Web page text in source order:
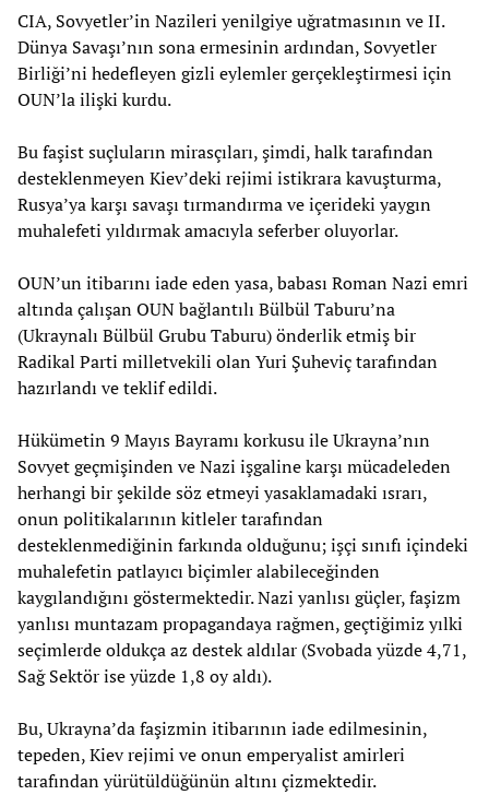
CIA, Sovyetler’in Nazileri yenilgiye uğratmasının ve II.
Dünya Savaşı’nın sona ermesinin ardından, Sovyetler
Birliği’ni hedefleyen gizli eylemler gerçekleştirmesi için
OUN’la ilişki kurdu.
Bu faşist suçluların mirasçıları, şimdi, halk tarafından
desteklenmeyen Kiev’deki rejimi istikrara kavuşturma,
Rusya’ya karşı savaşı tırmandırma ve içerideki yaygın
muhalefeti yıldırmak amacıyla seferber oluyorlar.
OUN’un itibarını iade eden yasa, babası Roman Nazi emri
altında çalışan OUN bağlantılı Bülbül Taburu’na
(Ukraynalı Bülbül Grubu Taburu) önderlik etmiş bir
Radikal Parti milletvekili olan Yuri Şuheviç tarafından
hazırlandı ve teklif edildi.
Hükümetin 9 Mayıs Bayramı korkusu ile Ukrayna’nın
Sovyet geçmişinden ve Nazi işgaline karşı mücadeleden
herhangi bir şekilde söz etmeyi yasaklamadaki ısrarı,
onun politikalarının kitleler tarafından
desteklenmediğinin farkında olduğunu; işçi sınıfı içindeki
muhalefetin patlayıcı biçimler alabileceğinden
kaygılandığını göstermektedir. Nazi yanlısı güçler, faşizm
yanlısı muntazam propagandaya rağmen, geçtiğimiz yılki
seçimlerde oldukça az destek aldılar (Svobada yüzde 4,71,
Sağ Sektör ise yüzde 1,8 oy aldı).
Bu, Ukrayna’da faşizmin itibarının iade edilmesinin,
tepeden, Kiev rejimi ve onun emperyalist amirleri
tarafından yürütüldüğünün altını çizmektedir.